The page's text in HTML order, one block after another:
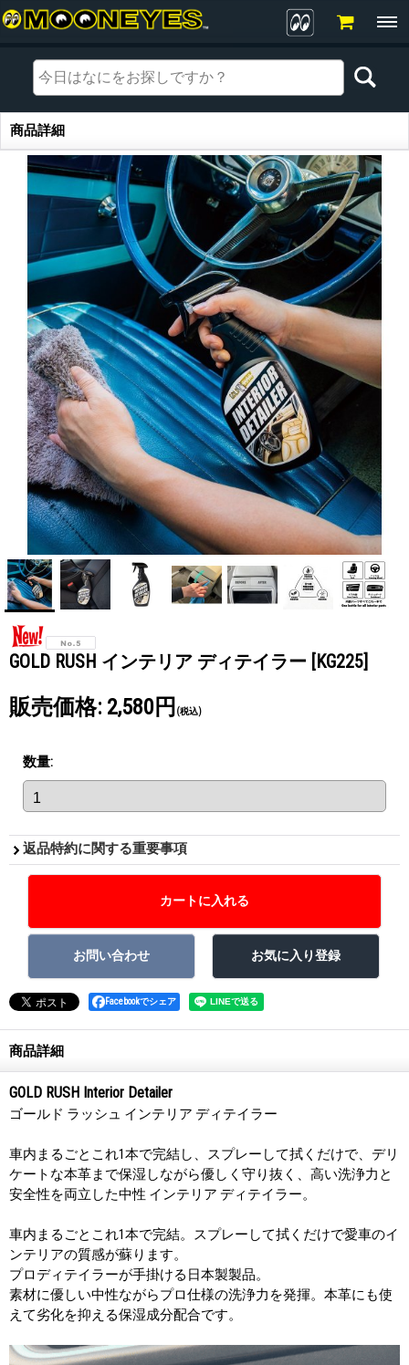
商品詳細
商品詳細
GOLD RUSH インテリア ディテイラー [KG225]
販売価格: 2,580円 (税込)
数量:
返品特約に関する重要事項
Facebookでシェア
商品詳細
GOLD RUSH Interior Detailer
ゴールド ラッシュ インテリア ディテイラー
車内まるごとこれ1本で完結し、スプレーして拭くだけで、デリ
ケートな本革まで保湿しながら優しく守り抜く、高い洗浄力と
安全性を両立した中性 インテリア ディテイラー。
車内まるごとこれ1本で完結。スプレーして拭くだけで愛車のイ
ンテリアの質感が蘇ります。
プロディテイラーが手掛ける日本製製品。
素材に優しい中性ながらプロ仕様の洗浄力を発揮。本革にも使
えて劣化を抑える保湿成分配合です。